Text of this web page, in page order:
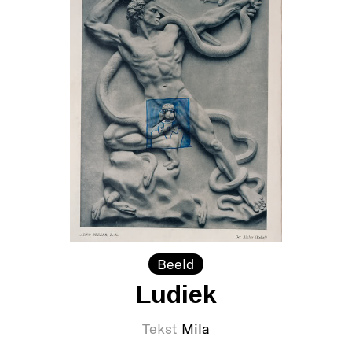
Beeld
Ludiek
Tekst Mila